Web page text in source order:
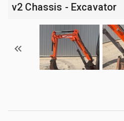
v2 Chassis - Excavator